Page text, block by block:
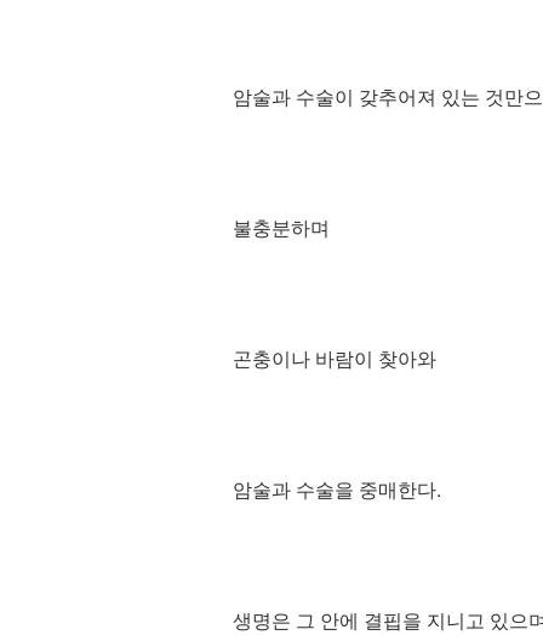
암술과 수술이 갖추어져 있는 것만
불충분하며
곤충이나 바람이 찾아와
암술과 수술을 중매한다.
생명은 그 안에 결핍을 지니고 있으